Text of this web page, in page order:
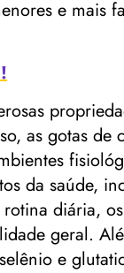
e mais
as gotas de
da saúde,
diária,
geral.
e